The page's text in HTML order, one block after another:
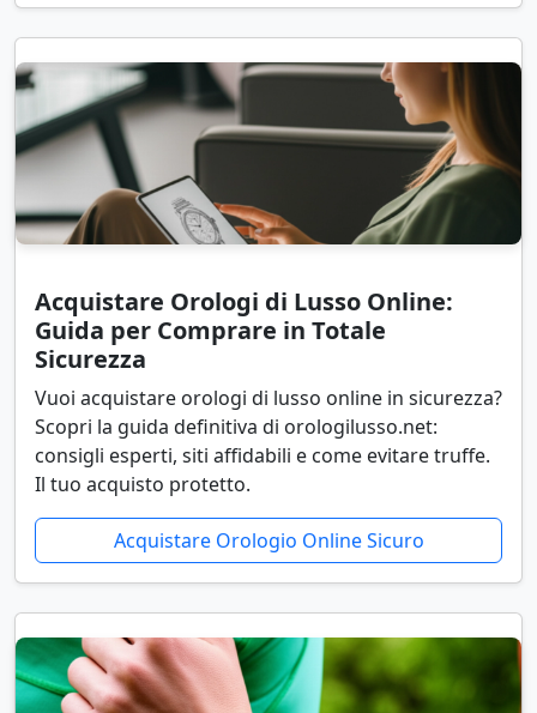
Acquistare Orologi di Lusso Online:
Guida per Comprare in Totale
Sicurezza
Vuoi acquistare orologi di lusso online in sicurezza?
Scopri la guida definitiva di orologilusso.net:
consigli esperti, siti affidabili e come evitare truffe.
Il tuo acquisto protetto.
Acquistare Orologio Online Sicuro